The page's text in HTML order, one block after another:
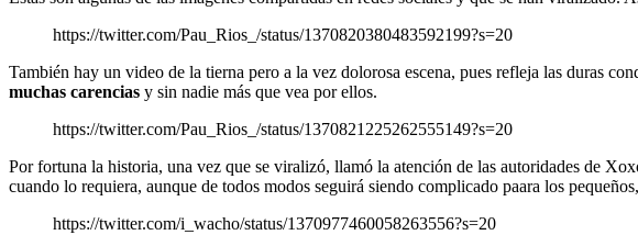
https://twitter.com/Pau_Rios_/status/1370820380483592199?s=20
También hay un video de la tierna pero a la vez dolorosa escena, pues refleja las duras
muchas carencias y sin nadie más que vea por ellos.
https://twitter.com/Pau_Rios_/status/1370821225262555149?s=20
Por fortuna la historia, una vez que se viralizó, llamó la atención de las autoridades de
cuando lo requiera, aunque de todos modos seguirá siendo complicado paara los
https://twitter.com/i_wacho/status/1370977460058263556?s=20